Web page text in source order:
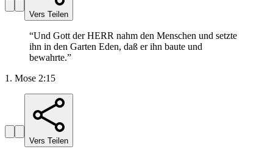
Vers Teilen
“Und Gott der HERR nahm den Menschen und setzte
ihn in den Garten Eden, daß er ihn baute und
bewahrte.”
1. Mose 2:15
Vers Teilen